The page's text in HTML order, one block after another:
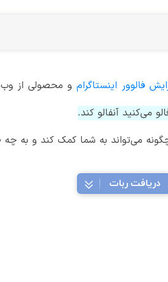
فالوور اینستاگرام و محصولی از
می‌کنید آنفالو کند.
می‌تواند به شما کمک کند و به
دریافت ربات